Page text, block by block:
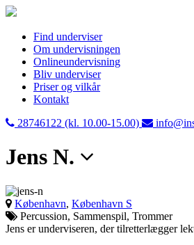
Find underviser
Om undervisningen
Onlineundervisning
Bliv underviser
Priser og vilkår
Kontakt
28746122 (kl. 10.00-15.00)
Jens N.
København, København S
Percussion, Sammenspil, Trommer
Jens er underviseren, der tilretterlægger